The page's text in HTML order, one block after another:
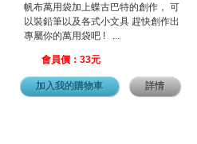
帆布萬用袋加上蝶古巴特的創作， 可
以裝鉛筆以及各式小文具 趕快創作出
專屬你的萬用袋吧 ! ...
會員價：33元
加入我的購物車 詳情